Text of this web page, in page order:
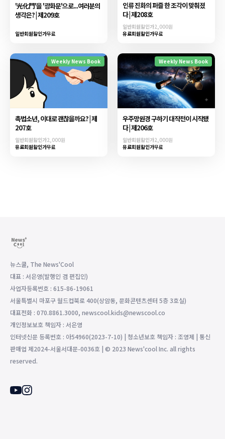
'光化門'을 '광화문'으로...여러분의
생각은? | 제209호
일반회원할인가무료
인류 진화의 퍼즐 한 조각이 맞춰졌
다 | 제208호
일반회원할인가2,000원
유료회원할인가무료
Weekly News Book
촉법소년, 이대로 괜찮을까요? | 제
207호
일반회원할인가2,000원
유료회원할인가무료
Weekly News Book
우주망원경 구하기 대작전이 시작됐
다 | 제206호
일반회원할인가2,000원
유료회원할인가무료
뉴스쿨, The News'Cool
대표 : 서은영(발행인 겸 편집인)
사업자등록번호 : 615-86-19061
서울특별시 마포구 월드컵북로 400(상암동, 문화콘텐츠센터 5층 3호실)
대표전화 : 070.8861.3000, newscool.kids@newscool.co
개인정보보호 책임자 : 서은영
인터넷신문 등록번호 : 아54960(2023-7-10) | 청소년보호 책임자 : 조영제 | 통신
판매업 제2024-서울서대문-0036호 | © 2023 News'cool Inc. all rights
reserved.